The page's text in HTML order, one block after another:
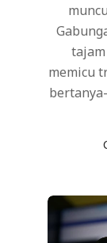
memicu